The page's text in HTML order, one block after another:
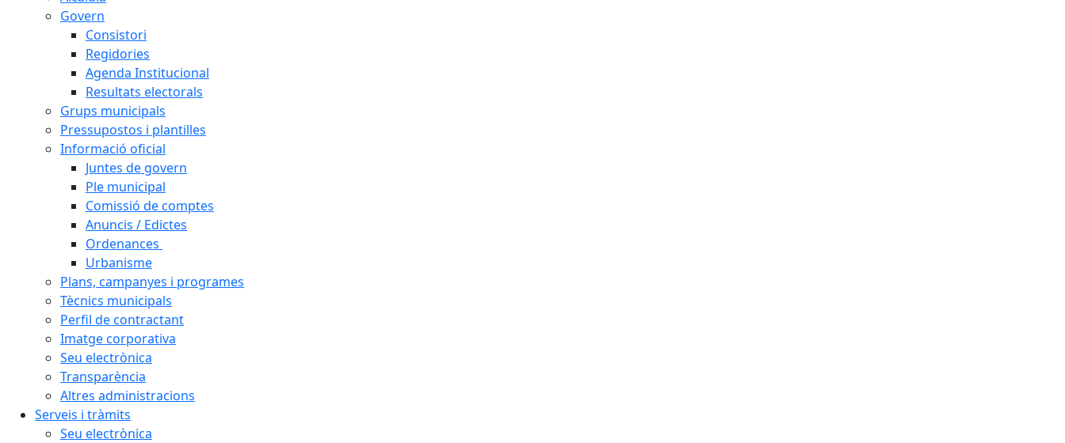
Govern
Consistori
Regidories
Agenda Institucional
Resultats electorals
Grups municipals
Pressupostos i plantilles
Informació oficial
Juntes de govern
Ple municipal
Comissió de comptes
Anuncis / Edictes
Ordenances
Urbanisme
Plans, campanyes i programes
Tècnics municipals
Perfil de contractant
Imatge corporativa
Seu electrònica
Transparència
Altres administracions
Serveis i tràmits
Seu electrònica